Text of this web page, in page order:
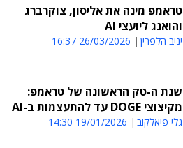
טראמפ מינה את אליסון, צוקרברג
והואנג ליועצי AI
יניב הלפרין 26/03/2026 16:37
שנת ה-טק הראשונה של טראמפ:
מקיצוצי DOGE עד להתעצמות ב-AI
גלי פיאלקוב 19/01/2026 14:30